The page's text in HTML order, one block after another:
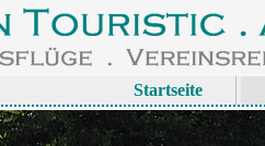
Startseite